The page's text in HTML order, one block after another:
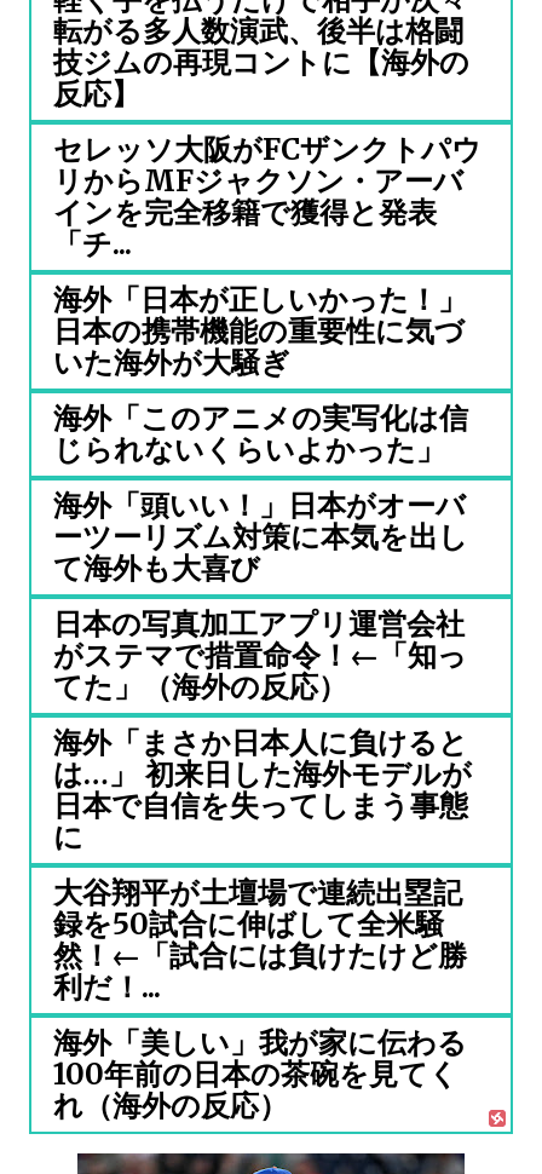
転がる多人数演武、後半は格闘
技ジムの再現コントに【海外の
反応】
セレッソ大阪がFCザンクトパウ
リからMFジャクソン・アーバ
インを完全移籍で獲得と発表
「チ...
海外「日本が正しいかった！」
日本の携帯機能の重要性に気づ
いた海外が大騒ぎ
海外「このアニメの実写化は信
じられないくらいよかった」
海外「頭いい！」日本がオーバ
ーツーリズム対策に本気を出し
て海外も大喜び
日本の写真加工アプリ運営会社
がステマで措置命令！←「知っ
てた」（海外の反応）
海外「まさか日本人に負けると
は…」 初来日した海外モデルが
日本で自信を失ってしまう事態
に
大谷翔平が土壇場で連続出塁記
録を50試合に伸ばして全米騒
然！←「試合には負けたけど勝
利だ！...
海外「美しい」我が家に伝わる
100年前の日本の茶碗を見てく
れ（海外の反応）